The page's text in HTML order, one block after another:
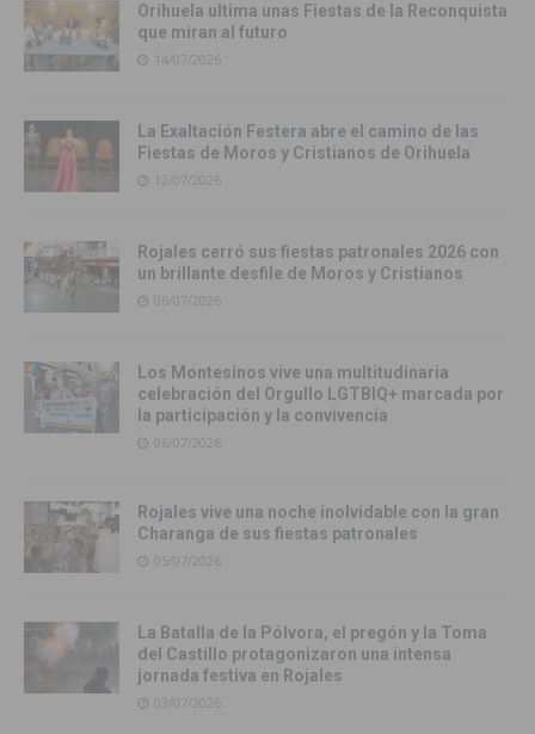
Orihuela ultima unas Fiestas de la Reconquista
que miran al futuro
14/07/2026
La Exaltación Festera abre el camino de las
Fiestas de Moros y Cristianos de Orihuela
12/07/2026
Rojales cerró sus fiestas patronales 2026 con
un brillante desfile de Moros y Cristianos
06/07/2026
Los Montesinos vive una multitudinaria
celebración del Orgullo LGTBIQ+ marcada por
la participación y la convivencia
06/07/2026
Rojales vive una noche inolvidable con la gran
Charanga de sus fiestas patronales
05/07/2026
La Batalla de la Pólvora, el pregón y la Toma
del Castillo protagonizaron una intensa
jornada festiva en Rojales
03/07/2026